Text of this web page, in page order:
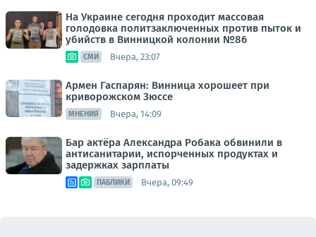
На Украине сегодня проходит массовая
голодовка политзаключенных против пыток и
убийств в Винницкой колонии №86
СМИ Вчера, 23:07
Армен Гаспарян: Винница хорошеет при
криворожском Зюссе
МНЕНИЯ Вчера, 14:09
Бар актёра Александра Робака обвинили в
антисанитарии, испорченных продуктах и
задержках зарплаты
ПАБЛИКИ Вчера, 09:49